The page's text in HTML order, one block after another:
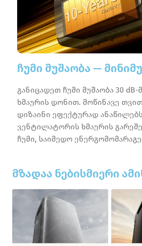
ჩუმი მუშაობა —
განიცადეთ ჩუმი მუშაობა 30
ხმაურის დონით. მოწინავე
დიზაინი ეფექტურად
ვენტილატორის ხმაურის
ჩუმი, საიმედო
მზადაა ნებისმიერი